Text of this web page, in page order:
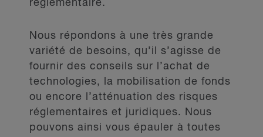
réglementaire.
Nous répondons à une très grande
variété de besoins, qu’il s’agisse de
fournir des conseils sur l’achat de
technologies, la mobilisation de fonds
ou encore l’atténuation des risques
réglementaires et juridiques. Nous
pouvons ainsi vous épauler à toutes